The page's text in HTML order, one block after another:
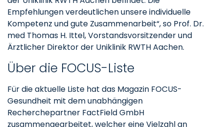
Empfehlungen verdeutlichen unsere individuelle
Kompetenz und gute Zusammenarbeit“, so Prof. Dr.
med Thomas H. Ittel, Vorstandsvorsitzender und
Ärztlicher Direktor der Uniklinik RWTH Aachen.
Über die FOCUS-Liste
Für die aktuelle Liste hat das Magazin FOCUS-
Gesundheit mit dem unabhängigen
Recherchepartner FactField GmbH
zusammengearbeitet, welcher eine Vielzahl an